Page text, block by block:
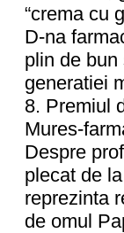
“crema cu
D-na
plin de
generatiei
8. Premiul
Mures-
Despre
plecat de
reprezinta
de omul